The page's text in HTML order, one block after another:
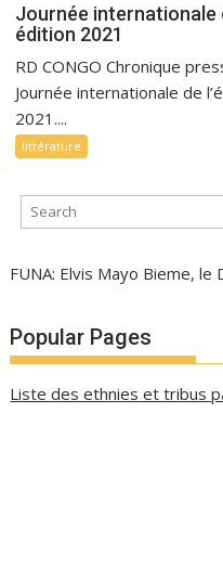
Journée internationale
édition 2021
RD CONGO Chronique
Journée internationale de
2021....
littérature
FUNA: Elvis Mayo Bieme,
Popular Pages
Liste des ethnies et tribus